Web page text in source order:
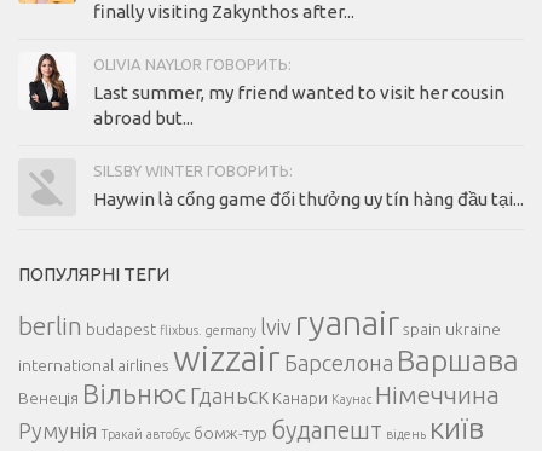
finally visiting Zakynthos after...
OLIVIA NAYLOR ГОВОРИТЬ:
Last summer, my friend wanted to visit her cousin
abroad but...
SILSBY WINTER ГОВОРИТЬ:
Haywin là cổng game đổi thưởng uy tín hàng đầu tại...
ПОПУЛЯРНІ ТЕГИ
berlin budapest flixbus. germany lviv ryanairspain ukraine
international airlines wizzair Барселона Варшава
Венеція Вільнюс Гданьск Канари Каунас Німеччина
Румунія Тракай автобус бомж-тур будапешт відень київ